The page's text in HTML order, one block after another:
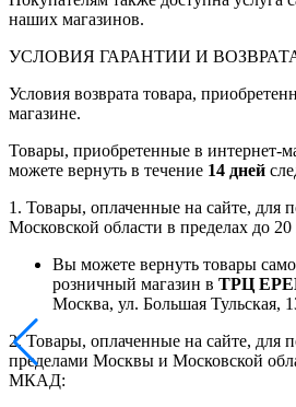
наших магазинов.
УСЛОВИЯ ГАРАНТИИ И
Условия возврата товара,
магазине.
Товары, приобретенные в
можете вернуть в течение 14 дней
1. Товары, оплаченные на сайте, для
Московской области в пределах до
Вы можете вернуть товары
розничный магазин в ТРЦ
Москва, ул. Большая Тульская,
2. Товары, оплаченные на сайте, для
пределами Москвы и Московской
МКАД: